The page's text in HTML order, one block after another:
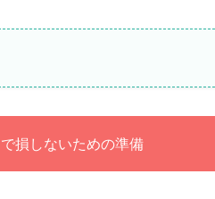
損しないための準備